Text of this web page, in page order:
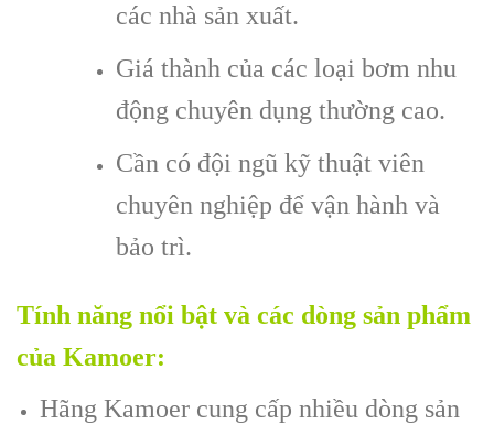
các nhà sản xuất.
Giá thành của các loại bơm nhu
động chuyên dụng thường cao.
Cần có đội ngũ kỹ thuật viên
chuyên nghiệp để vận hành và
bảo trì.
Tính năng nổi bật và các dòng sản phẩm
của Kamoer:
Hãng Kamoer cung cấp nhiều dòng sản